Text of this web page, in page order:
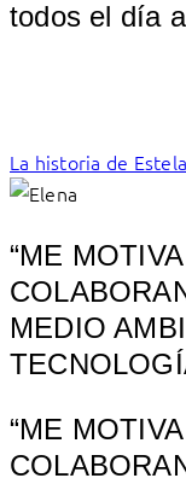
todos el día
La historia de Estela
“ME
MEDIO
“ME